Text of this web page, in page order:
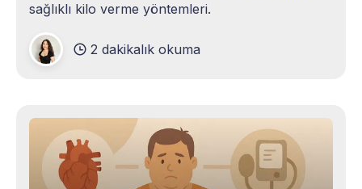
sağlıklı kilo verme yöntemleri.
2 dakikalık okuma